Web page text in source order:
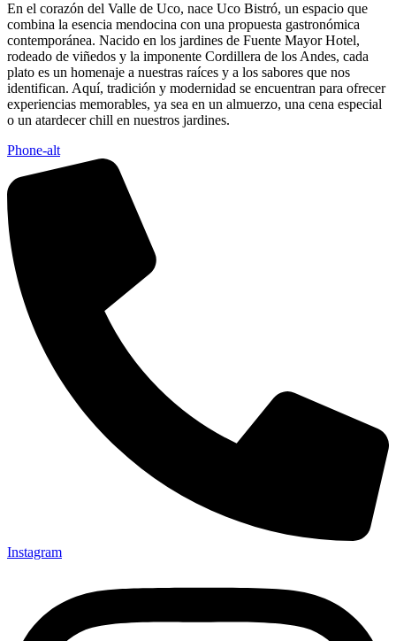
En el corazón del Valle de Uco, nace Uco Bistró, un espacio que
combina la esencia mendocina con una propuesta gastronómica
contemporánea. Nacido en los jardines de Fuente Mayor Hotel,
rodeado de viñedos y la imponente Cordillera de los Andes, cada
plato es un homenaje a nuestras raíces y a los sabores que nos
identifican. Aquí, tradición y modernidad se encuentran para ofrecer
experiencias memorables, ya sea en un almuerzo, una cena especial
o un atardecer chill en nuestros jardines.
Phone-alt
Instagram